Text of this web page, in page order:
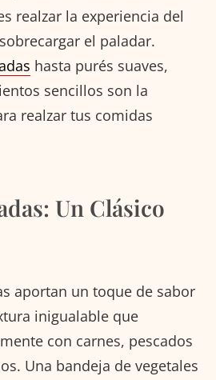
realzar la experiencia del
el paladar.
hasta purés suaves,
sencillos son la
realzar tus comidas
Un Clásico
aportan un toque de sabor
inigualable que
con carnes, pescados
Una bandeja de vegetales